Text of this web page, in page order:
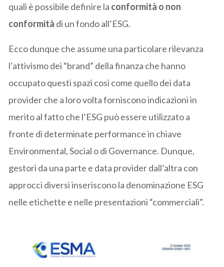
quali è possibile definire la conformità o non
conformità di un fondo all’ESG.
Ecco dunque che assume una particolare rilevanza
l’attivismo dei “brand” della finanza che hanno
occupato questi spazi così come quello dei data
provider che a loro volta forniscono indicazioni in
merito al fatto che l’ESG può essere utilizzato a
fronte di determinate performance in chiave
Environmental, Social o di Governance. Dunque,
gestori da una parte e data provider dall’altra con
approcci diversi inseriscono la denominazione ESG
nelle etichette e nelle presentazioni “commerciali”.